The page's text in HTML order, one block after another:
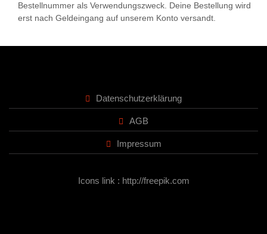
Bestellnummer als Verwendungszweck. Deine Bestellung wird
erst nach Geldeingang auf unserem Konto versandt.
Datenschutzerklärung
AGB
Impressum
Icons link : http://freepik.com